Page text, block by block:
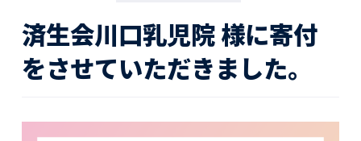
活動レポート
社員紹介
社員インタビュー
済生会川口乳児院 様に寄付
をさせていただきました。